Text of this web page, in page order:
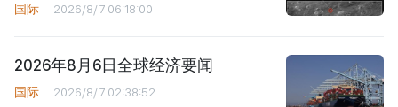
国际 2026/8/7 06:18:00
2026年8月6日全球经济要闻
国际 2026/8/7 02:38:52